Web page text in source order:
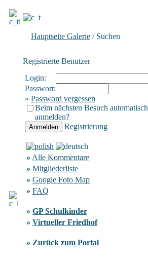
Hauptseite Galerie / Suchen
Registrierte Benutzer
Login:
Passwort:
» Password vergessen
Beim nächsten Besuch automatisch
anmelden?
Registrierung
» Alle Kommentare
» Mitgliederliste
» Google Foto Map
» FAQ
» GP Schulkinder
» Virtueller Friedhof
» Zurück zum Portal